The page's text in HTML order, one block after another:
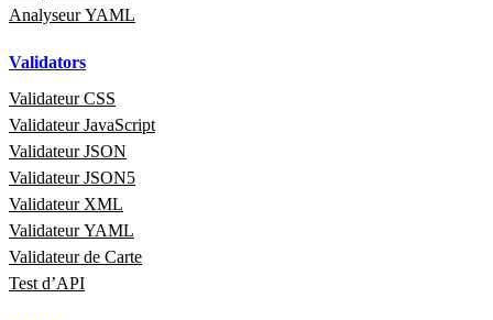
Analyseur YAML
Validators
Validateur CSS
Validateur JavaScript
Validateur JSON
Validateur JSON5
Validateur XML
Validateur YAML
Validateur de Carte
Test d’API